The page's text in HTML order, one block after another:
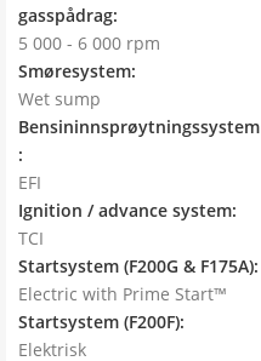
gasspådrag:
5 000 - 6 000 rpm
Smøresystem:
Wet sump
Bensininnsprøytningssystem
:
EFI
Ignition / advance system:
TCI
Startsystem (F200G & F175A):
Electric with Prime Start™
Startsystem (F200F):
Elektrisk